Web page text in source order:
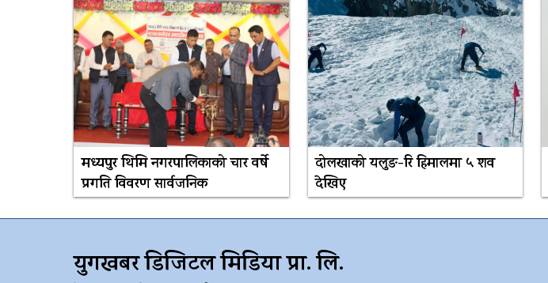
मध्यपुर थिमि नगरपालिकाको चार वर्षे
प्रगति विवरण सार्वजनिक
दोलखाको यलुङ-रि हिमालमा ५ शव
देखिए
युगखबर डिजिटल मिडिया प्रा. लि.